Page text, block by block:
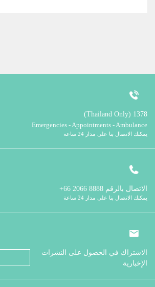
1378 (Thailand Only)
Emergencies - Appointments - Ambulance
يمكنك الاتصال بنا على مدار 24 ساعة
الاتصال بالرقم
يمكنك الاتصال بنا على مدار 24 ساعة
الاشتراك في الحصول على النشرات
الإخبارية